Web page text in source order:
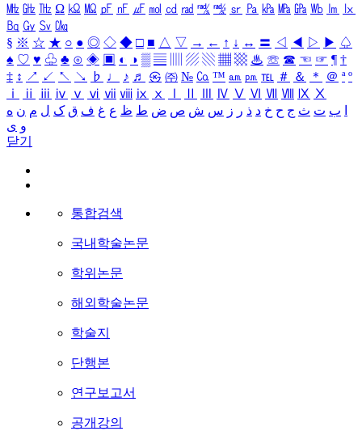
㎒ ㎓ ㎔ Ω ㏀ ㏁ ㎊ ㎋ ㎌ ㏖ ㏅ ㎭ ㎮ ㎯ ㏛ ㎩ ㎪ ㎫ ㎬ ㏝ ㏐
㏓
㏃ ㏉ ㏜ ㏆
§ ※ ☆ ★ ○ ● ◎ ◇ ◆ □ ■ △ ▽ → ← ↑ ↓ ↔ 〓 ◁ ◀ ▷ ▶ ♤
♠ ♡ ♥ ♧ ♣ ⊙ ◈ ▣ ◐ ◑ ▒ ▤ ▨ ▧ ▦ ▩ ♨ ☏ ☎ ☜ ☞ ¶ †
‡ ↕ ↗ ↙ ↖ ↘ ♭ ♩ ♪ ♬ ㉿ ㈜ № ㏇ ™ ㏂ ㏘ ℡ ＃ ＆ ＊ ＠ ª º
ⅰ
ⅱ ⅲ ⅳ ⅴ ⅵ ⅶ ⅷ ⅸ ⅹ Ⅳ Ⅴ Ⅵ Ⅶ Ⅷ Ⅸ Ⅹ
ب ت ث ج ح خ د ذ ر ز س ش ص ض ط ظ ع غ ف ق ک ل م ن ه
و ی
닫기
통합검색
국내학술논문
학위논문
해외학술논문
학술지
단행본
연구보고서
공개강의